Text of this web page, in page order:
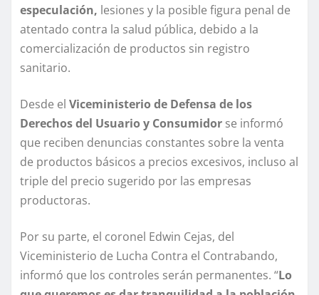
especulación, lesiones y la posible figura penal de
atentado contra la salud pública, debido a la
comercialización de productos sin registro
sanitario.
Desde el Viceministerio de Defensa de los
Derechos del Usuario y Consumidor se informó
que reciben denuncias constantes sobre la venta
de productos básicos a precios excesivos, incluso al
triple del precio sugerido por las empresas
productoras.
Por su parte, el coronel Edwin Cejas, del
Viceministerio de Lucha Contra el Contrabando,
informó que los controles serán permanentes. “Lo